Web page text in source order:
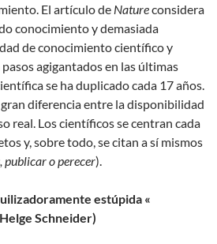
El artículo de Natureconsidera
conocimiento y demasiada
de conocimiento científico y
agigantados en las últimas
se ha duplicado cada 17 años.
diferencia entre la disponibilidad
real. Los científicos se centran cada
y, sobre todo, se citan a sí mismos
publicar o perecer).
estúpida «
Schneider)